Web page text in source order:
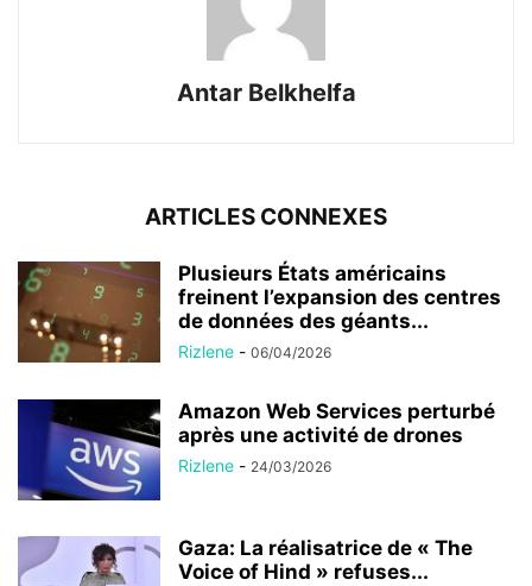
Antar Belkhelfa
ARTICLES CONNEXES
Plusieurs États américains
freinent l’expansion des centres
de données des géants...
Rizlene - 06/04/2026
Amazon Web Services perturbé
après une activité de drones
Rizlene - 24/03/2026
Gaza: La réalisatrice de « The
Voice of Hind » refuses...